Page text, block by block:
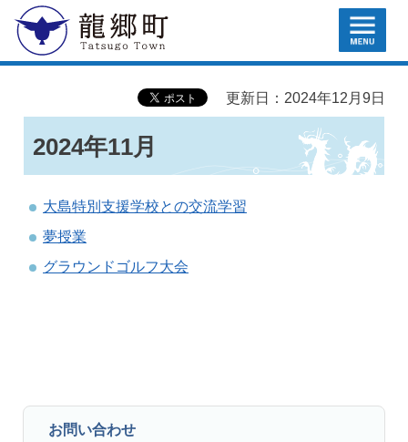
龍郷町 MENU
更新日：2024年12月9日
2024年11月
大島特別支援学校との交流学習
夢授業
グラウンドゴルフ大会
お問い合わせ